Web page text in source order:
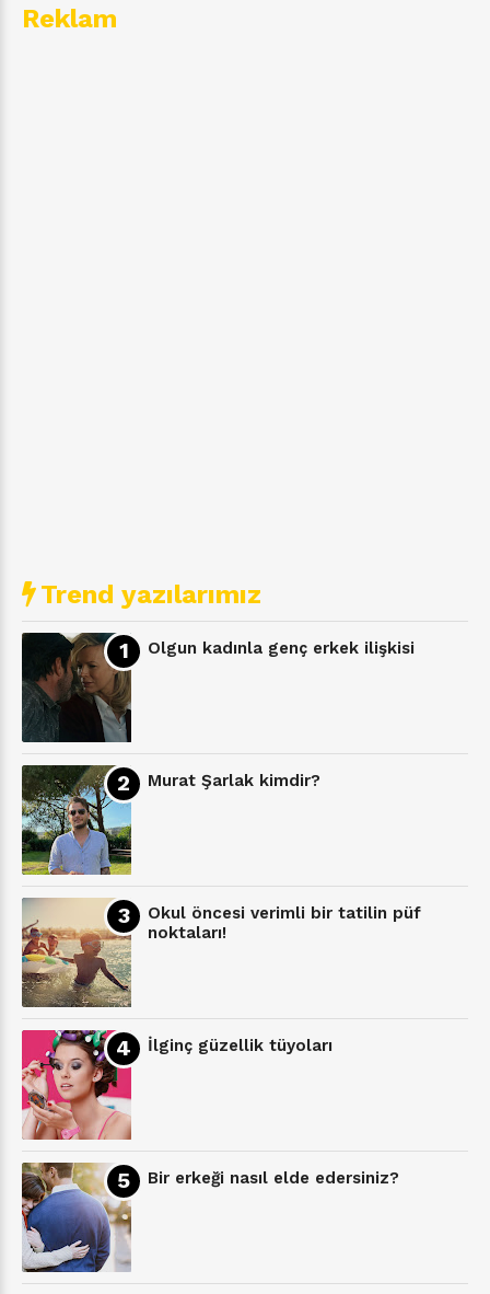
Reklam
Trend yazılarımız
Olgun kadınla genç erkek ilişkisi
Murat Şarlak kimdir?
Okul öncesi verimli bir tatilin püf
noktaları!
İlginç güzellik tüyoları
Bir erkeği nasıl elde edersiniz?